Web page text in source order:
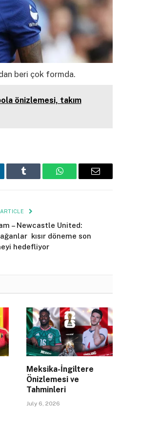
beri çok formda.
önizlemesi, takım
Tumblr WhatsAppEmail
– Newcastle United:
kısır döneme son
hedefliyor
Meksika-İngiltere
Önizlemesi ve
Tahminleri
July 6, 2026